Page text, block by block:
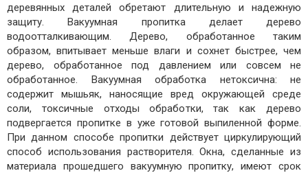
деревянных деталей обретают длительную и надежную
защиту. Вакуумная пропитка делает дерево
водоотталкивающим. Дерево, обработанное таким
образом, впитывает меньше влаги и сохнет быстрее, чем
дерево, обработанное под давлением или совсем не
обработанное. Вакуумная обработка нетоксична: не
содержит мышьяк, наносящие вред окружающей среде
соли, токсичные отходы обработки, так как дерево
подвергается пропитке в уже готовой выпиленной форме.
При данном способе пропитки действует циркулирующий
способ использования растворителя. Окна, сделанные из
материала прошедшего вакуумную пропитку, имеют срок